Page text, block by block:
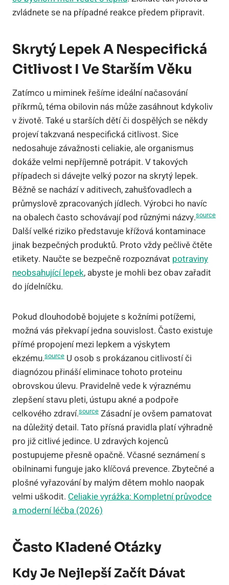
zvládnete se na případné reakce předem připravit.
Skrytý Lepek A Nespecifická
Citlivost I Ve Starším Věku
Zatímco u miminek řešíme ideální načasování
příkrmů, téma obilovin nás může zasáhnout kdykoliv
v životě. Také u starších dětí či dospělých se někdy
projeví takzvaná nespecifická citlivost. Sice
nedosahuje závažnosti celiakie, ale organismus
dokáže velmi nepříjemně potrápit. V takových
případech si dávejte velký pozor na skrytý lepek.
Běžně se nachází v aditivech, zahušťovadlech a
průmyslově zpracovaných jídlech. Výrobci ho navíc
na obalech často schovávají pod různými názvy.source
Další velké riziko představuje křížová kontaminace
jinak bezpečných produktů. Proto vždy pečlivě čtěte
etikety. Naučte se bezpečně rozpoznávat potraviny
neobsahující lepek, abyste je mohli bez obav zařadit
do jídelníčku.
Pokud dlouhodobě bojujete s kožními potížemi,
možná vás překvapí jedna souvislost. Často existuje
přímé propojení mezi lepkem a výskytem
ekzému.source U osob s prokázanou citlivostí či
diagnózou přináší eliminace tohoto proteinu
obrovskou úlevu. Pravidelně vede k výraznému
zlepšení stavu pleti, ústupu akné a podpoře
celkového zdraví.source Zásadní je ovšem pamatovat
na důležitý detail. Tato přísná pravidla platí výhradně
pro již citlivé jedince. U zdravých kojenců
postupujeme přesně opačně. Včasné seznámení s
obilninami funguje jako klíčová prevence. Zbytečné a
plošné vyřazování by malým dětem mohlo naopak
velmi uškodit. Celiakie vyrážka: Kompletní průvodce
a moderní léčba (2026)
Často Kladené Otázky
Kdy Je Nejlepší Začít Dávat